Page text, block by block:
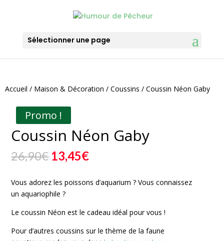
Sélectionner une page
Accueil / Maison & Décoration / Coussins / Coussin Néon Gaby
Promo !
Coussin Néon Gaby
26,90€ Le
prix
initial
était :
26,90€.
13,45€Le
actuel
est :
Vous adorez les poissons d’aquarium ? Vous connaissez
un aquariophile ?
Le coussin Néon est le cadeau idéal pour vous !
Pour d’autres coussins sur le thème de la faune